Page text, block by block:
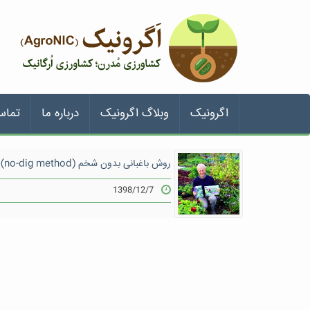
اگرونیک وبلاگ اگرونیک درباره ما
روش باغبانی بدون شخم (no-dig method) چیست؟
1398/12/7